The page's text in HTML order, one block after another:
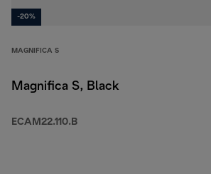
-20%
MAGNIFICA S
Magnifica S, Black
ECAM22.110.B